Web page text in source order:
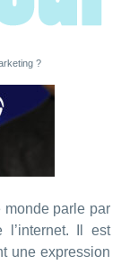
?
monde parle par
l’internet. Il est
une expression